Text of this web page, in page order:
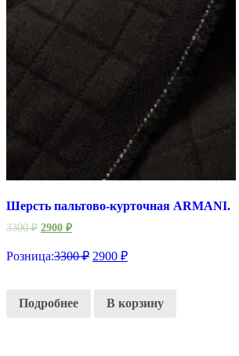
Шерсть пальтово-курточная ARMANI.
3300₽ 2900 ₽
Розница:3300₽ 2900 ₽
Подробнее В корзину